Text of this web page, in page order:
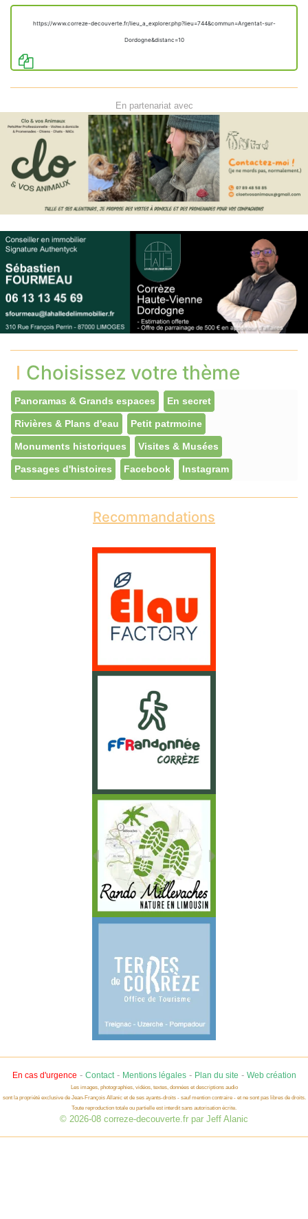
https://www.correze-decouverte.fr/lieu_a_explorer.php?lieu=744&commun=Argentat-sur-
Dordogne&distanc=10
En partenariat avec
Choisissez votre thème
Panoramas & Grands espaces En secret
Rivières & Plans d'eau Petit patrmoine
Monuments historiques Visites & Musées
Passages d'histoires Facebook Instagram
Recommandations
En cas d'urgence - Contact- Mentions légales- Plan du site - Web création
Les images, photographies, vidéos, textes, données et descriptions audio
sont la propriété exclusive de Jean-François Allanic et de ses ayants-droits - sauf mention contraire - et ne sont pas libres de droits.
Toute reproduction totale ou partielle est interdit sans autorisation écrite.
© 2026-08 correze-decouverte.fr par Jeff Alanic